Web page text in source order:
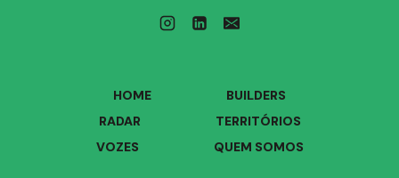
HOME
BUILDERS
RADAR
TERRITÓRIOS
VOZES
QUEM SOMOS